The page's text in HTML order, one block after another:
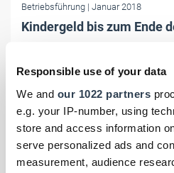
Responsible use of your data
We and our 1022 partners
e.g. your IP-number, using
store and access information
serve personalized ads and
measurement, audience
Betriebsführung | Januar 2018
Kindergeld bis zum Ende
schon nach der Abschlussprüfung